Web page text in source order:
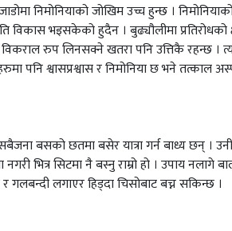
निमोनियाको जोखिम उच्च हुन्छ ।
विकास भइसकेको हुदैन । बुढ्यौलीमा
विकराल रुप लिनसक्ने खतरा पनि उत्तिकै रहन्छ
पनि श्वासप्रश्वास र निमोनिया छ भने तत्काल
बसको छतमा बसेर यात्रा गर्न बाध्य छन् ।
भित्र सिटमा नै बस्नु राम्रो हो । उपाय नलागे
गलबन्दी लगाएर हिड्दा चिसोबाट बच्न सकिन्छ ।